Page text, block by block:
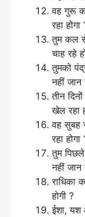
वह गुरू
रहा होगा
तुम कल
चाह रहे
तुमको
नहीं जान
तीन
खेल रहा
वह सुबह
रहा होगा
तुम
नहीं जान
राधिका
होगी ?
ईशा,